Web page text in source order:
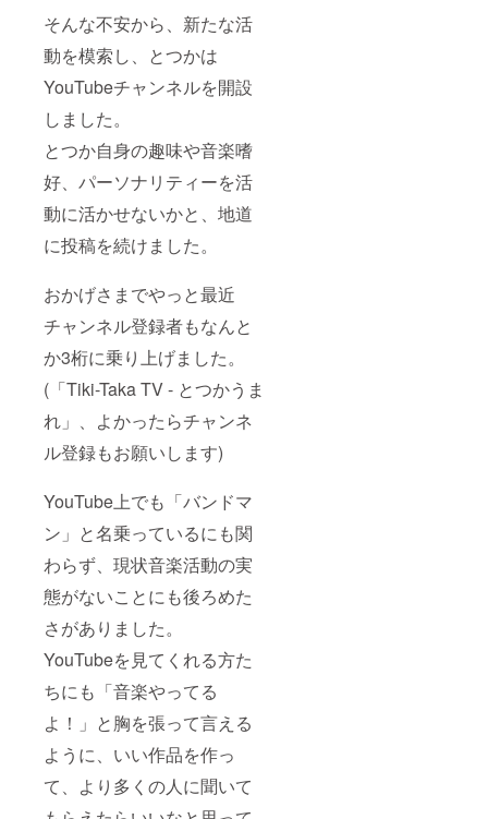
そんな不安から、新たな活
動を模索し、とつかは
YouTubeチャンネルを開設
しました。
とつか自身の趣味や音楽嗜
好、パーソナリティーを活
動に活かせないかと、地道
に投稿を続けました。
おかげさまでやっと最近
チャンネル登録者もなんと
か3桁に乗り上げました。
(「Tiki-Taka TV - とつかうま
れ」、よかったらチャンネ
ル登録もお願いします)
YouTube上でも「バンドマ
ン」と名乗っているにも関
わらず、現状音楽活動の実
態がないことにも後ろめた
さがありました。
YouTubeを見てくれる方た
ちにも「音楽やってる
よ！」と胸を張って言える
ように、いい作品を作っ
て、より多くの人に聞いて